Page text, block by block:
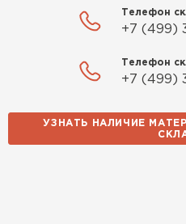
Телефон
+7 (499)
Телефон
+7 (499)
УЗНАТЬ НАЛИЧИЕ